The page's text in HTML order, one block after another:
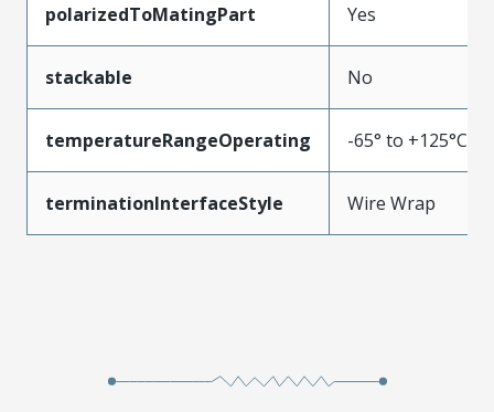
polarizedToMatingPart Yes
stackable No
temperatureRangeOperating -65° to +125°C
terminationInterfaceStyle Wire Wrap